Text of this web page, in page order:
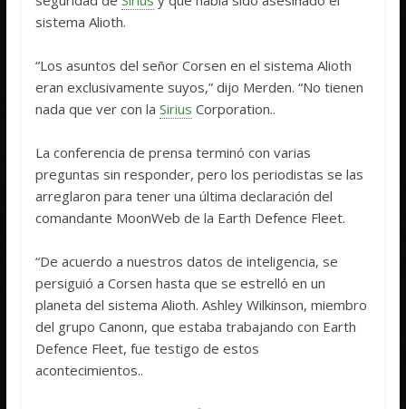
sistema Alioth.
“Los asuntos del señor Corsen en el sistema Alioth
eran exclusivamente suyos,” dijo Merden. “No tienen
nada que ver con laSirius Corporation..
La conferencia de prensa terminó con varias
preguntas sin responder, pero los periodistas se las
arreglaron para tener una última declaración del
comandante MoonWeb de la Earth Defence Fleet.
“De acuerdo a nuestros datos de inteligencia, se
persiguió a Corsen hasta que se estrelló en un
planeta del sistema Alioth. Ashley Wilkinson, miembro
del grupo Canonn, que estaba trabajando con Earth
Defence Fleet, fue testigo de estos
acontecimientos..